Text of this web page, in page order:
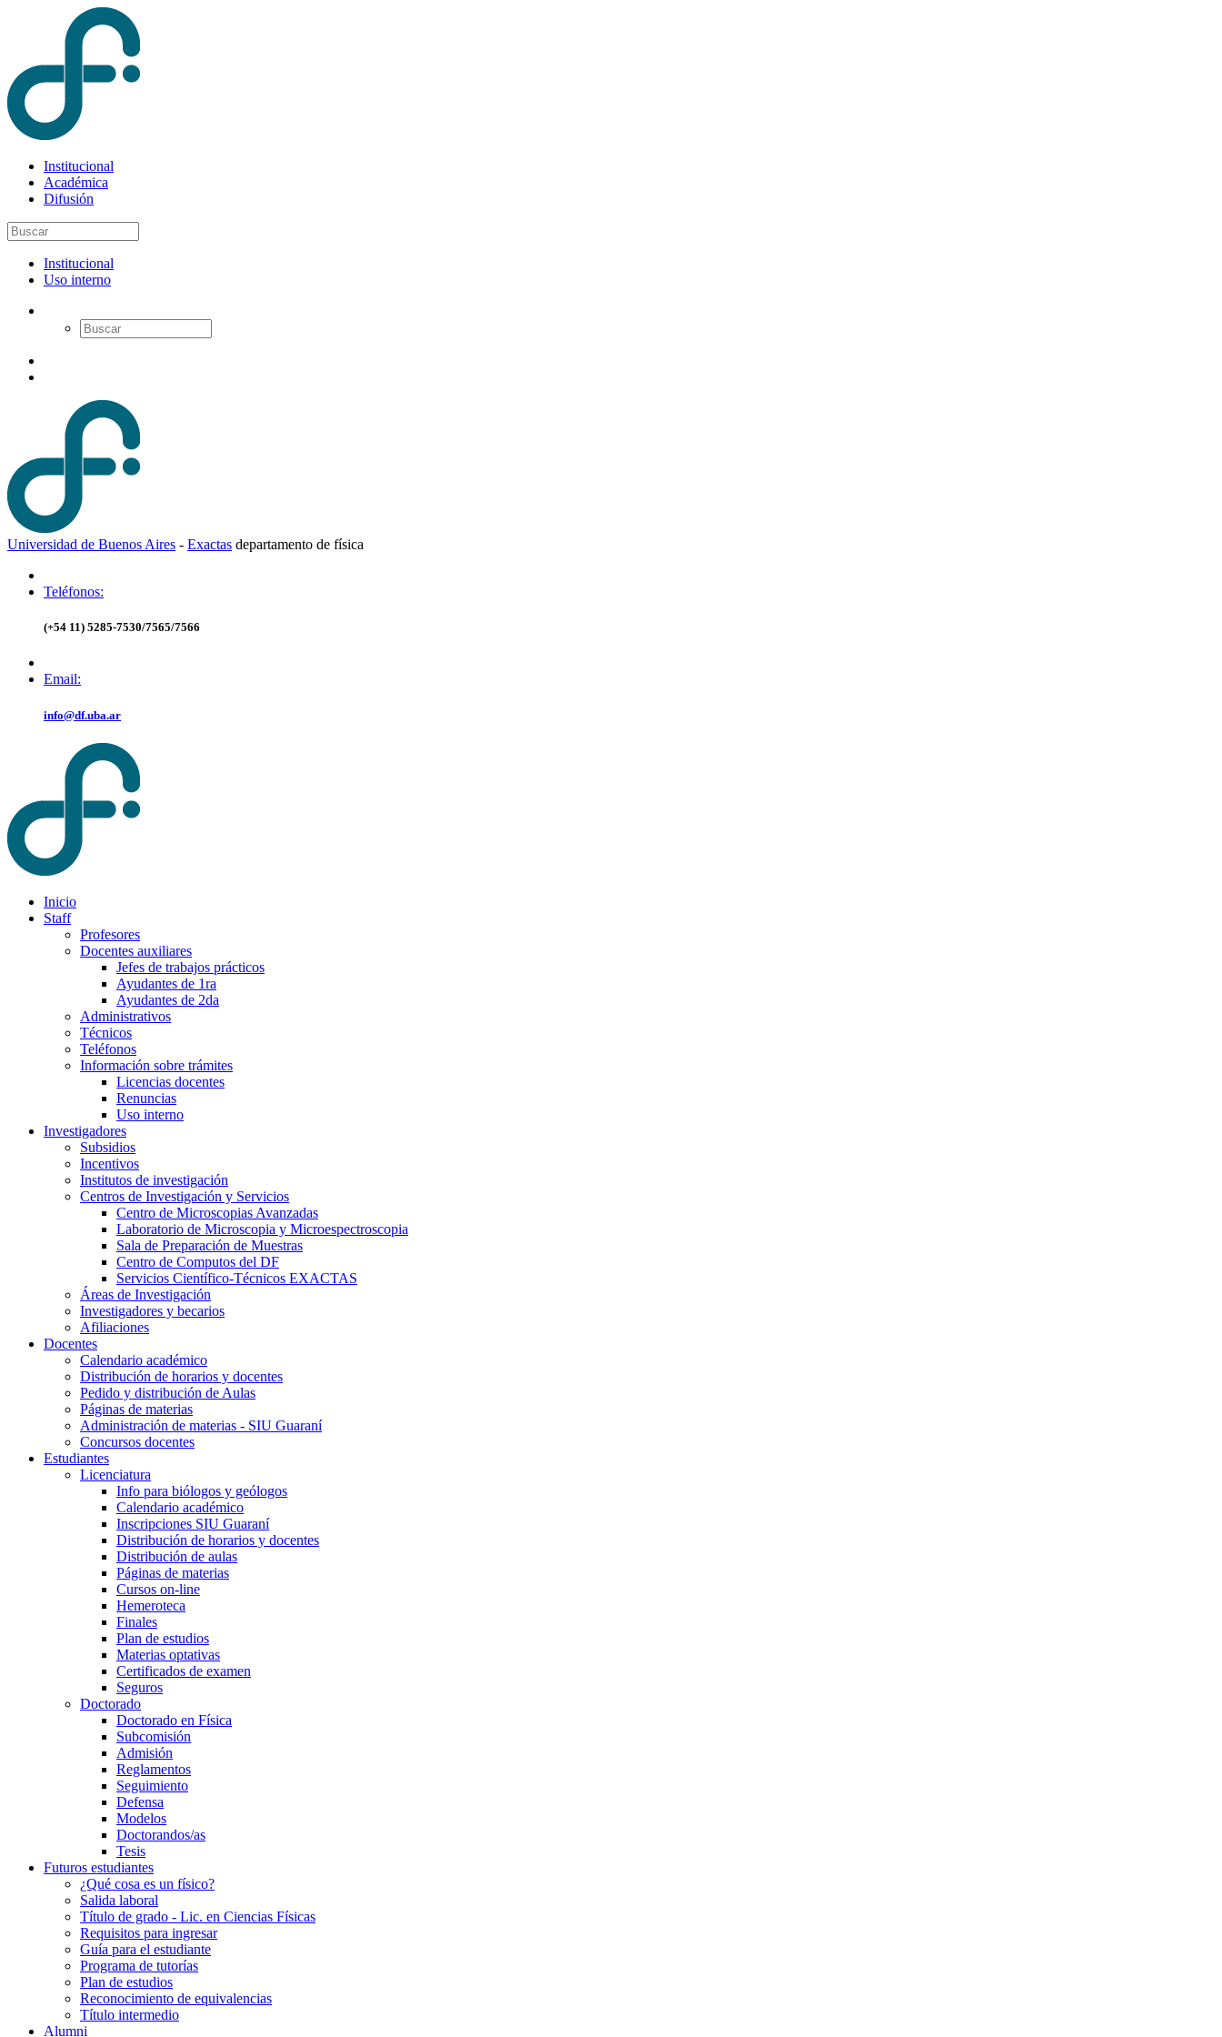
Institucional
Académica
Difusión
Institucional
Uso interno
Universidad de Buenos Aires - Exactas departamento de física
Teléfonos:
(+54 11) 5285-7530/7565/7566
Email:
info@df.uba.ar
Inicio
Staff
Profesores
Docentes auxiliares
Jefes de trabajos prácticos
Ayudantes de 1ra
Ayudantes de 2da
Administrativos
Técnicos
Teléfonos
Información sobre trámites
Licencias docentes
Renuncias
Uso interno
Investigadores
Subsidios
Incentivos
Institutos de investigación
Centros de Investigación y Servicios
Centro de Microscopias Avanzadas
Laboratorio de Microscopia y Microespectroscopia
Sala de Preparación de Muestras
Centro de Computos del DF
Servicios Científico-Técnicos EXACTAS
Áreas de Investigación
Investigadores y becarios
Afiliaciones
Docentes
Calendario académico
Distribución de horarios y docentes
Pedido y distribución de Aulas
Páginas de materias
Administración de materias - SIU Guaraní
Concursos docentes
Estudiantes
Licenciatura
Info para biólogos y geólogos
Calendario académico
Inscripciones SIU Guaraní
Distribución de horarios y docentes
Distribución de aulas
Páginas de materias
Cursos on-line
Hemeroteca
Finales
Plan de estudios
Materias optativas
Certificados de examen
Seguros
Doctorado
Doctorado en Física
Subcomisión
Admisión
Reglamentos
Seguimiento
Defensa
Modelos
Doctorandos/as
Tesis
Futuros estudiantes
¿Qué cosa es un físico?
Salida laboral
Título de grado - Lic. en Ciencias Físicas
Requisitos para ingresar
Guía para el estudiante
Programa de tutorías
Plan de estudios
Reconocimiento de equivalencias
Título intermedio
Alumni